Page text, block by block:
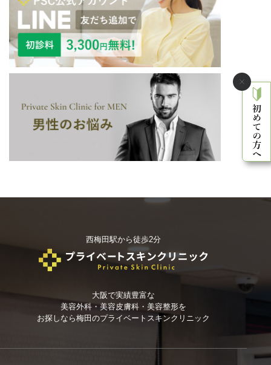
西梅田駅から徒歩2分
大阪で実績豊富な
美容外科・美容皮膚科・美容整形を
お探しなら梅田のプライベートスキンクリニック